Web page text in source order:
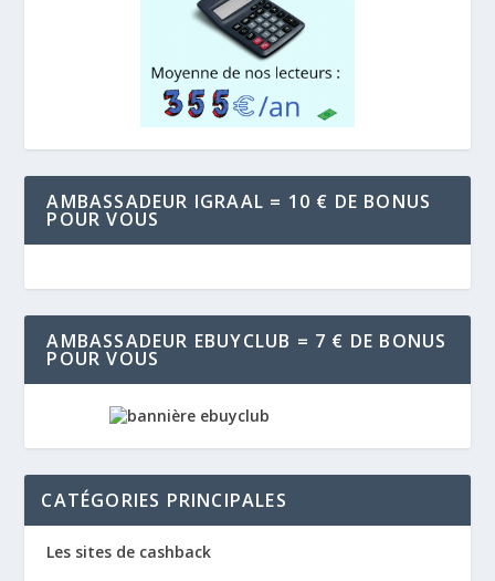
AMBASSADEUR IGRAAL = 10 € DE BONUS
POUR VOUS
AMBASSADEUR EBUYCLUB = 7 € DE BONUS
POUR VOUS
CATÉGORIES PRINCIPALES
Les sites de cashback